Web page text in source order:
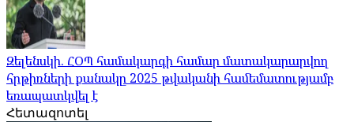
Զելենսկի. ՀՕՊ համակարգի համար մատակարարվող
հրթիռների քանակը 2025 թվականի համեմատությամբ
եռապատկվել է
Հետազոտել